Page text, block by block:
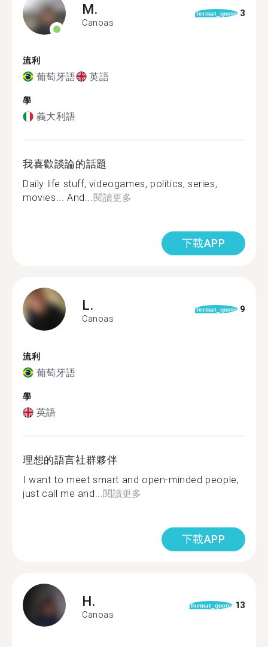
M.
Canoas
format_quote 3
流利
葡萄牙語 英語
學
義大利語
我喜歡談論的話題
Daily life stuff, videogames, politics, series,
movies... And...閱讀更多
下載APP
L.
Canoas
format_quote 9
流利
葡萄牙語
學
英語
理想的語言社群夥伴
I want to meet smart and open-minded people,
just call me and...閱讀更多
下載APP
H.
Canoas
format_quote 13